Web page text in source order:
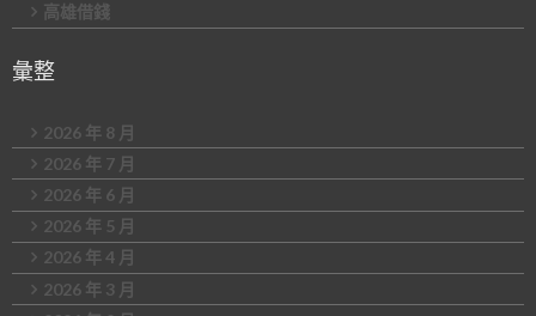
高雄借錢
彙整
2026 年 8 月
2026 年 7 月
2026 年 6 月
2026 年 5 月
2026 年 4 月
2026 年 3 月